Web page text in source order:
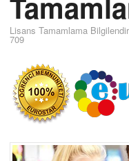
Lisans Tamamlama
709